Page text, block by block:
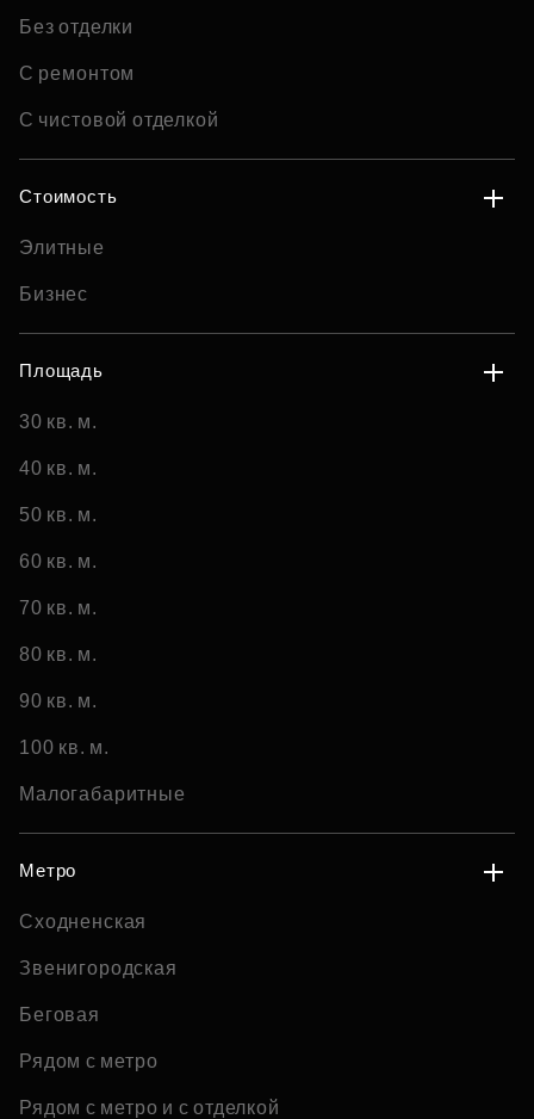
Без отделки
С ремонтом
С чистовой отделкой
Стоимость
Элитные
Бизнес
Площадь
30 кв. м.
40 кв. м.
50 кв. м.
60 кв. м.
70 кв. м.
80 кв. м.
90 кв. м.
100 кв. м.
Малогабаритные
Метро
Сходненская
Звенигородская
Беговая
Рядом с метро
Рядом с метро и с отделкой